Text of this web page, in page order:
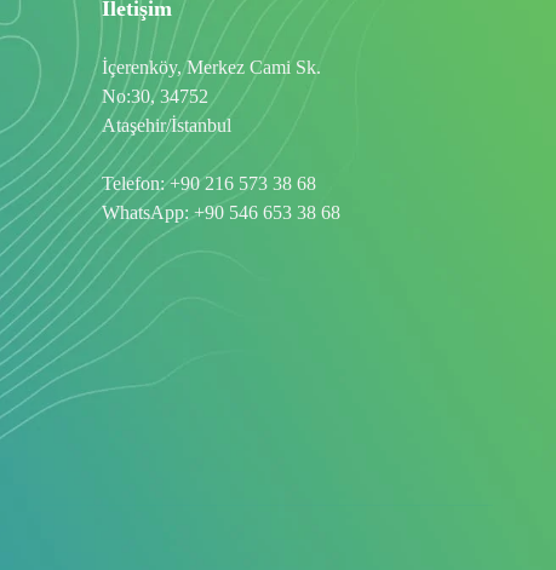
İletişim
İçerenköy, Merkez Cami Sk.
No:30, 34752
Ataşehir/İstanbul
Telefon:+90 216 573 38 68
WhatsApp:+90 546 653 38 68